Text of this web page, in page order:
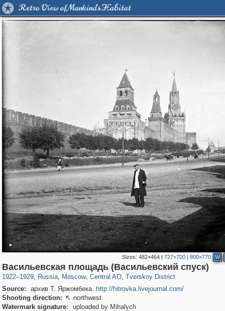
Retro View of Mankind's Habitat
Sizes: 482×464| 727×700| 800×770 W
Васильевская площадь (Васильевский спуск)
1922–1929, Russia
1,407,371 29,248
, Moscow
319,882 8,286
, Central AO
160,021 5,916
, Tverskoy District
53,055 2,283
Source: архив Т. Яржомбека. http://hitrovka.livejournal.com/
Shooting direction:  northwest
Watermark signature:
uploaded by Mihalych